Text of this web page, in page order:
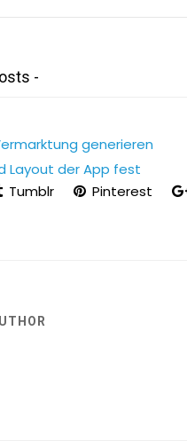
-
generieren
Layout der App fest
Tumblr Pinterest